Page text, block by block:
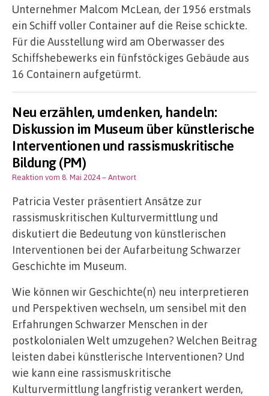
Unternehmer Malcom McLean, der 1956 erstmals
ein Schiff voller Container auf die Reise schickte.
Für die Ausstellung wird am Oberwasser des
Schiffshebewerks ein fünfstöckiges Gebäude aus
16 Containern aufgetürmt.
Neu erzählen, umdenken, handeln:
Diskussion im Museum über künstlerische
Interventionen und rassismuskritische
Bildung (PM)
Reaktion vom 8. Mai 2024– Antwort
Patricia Vester präsentiert Ansätze zur
rassismuskritischen Kulturvermittlung und
diskutiert die Bedeutung von künstlerischen
Interventionen bei der Aufarbeitung Schwarzer
Geschichte im Museum.
Wie können wir Geschichte(n) neu interpretieren
und Perspektiven wechseln, um sensibel mit den
Erfahrungen Schwarzer Menschen in der
postkolonialen Welt umzugehen? Welchen Beitrag
leisten dabei künstlerische Interventionen? Und
wie kann eine rassismuskritische
Kulturvermittlung langfristig verankert werden,